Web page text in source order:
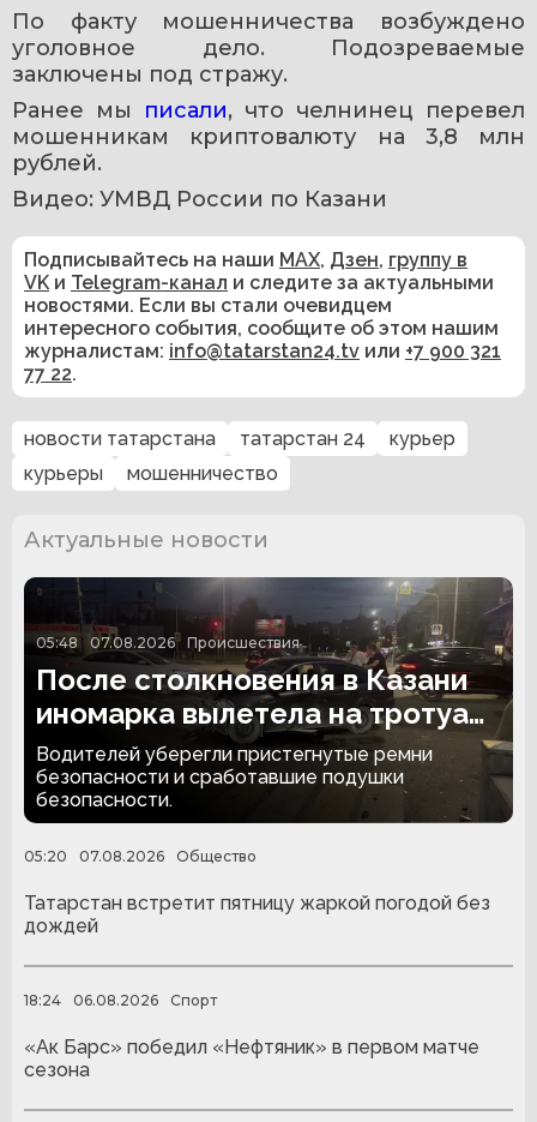
По факту мошенничества возбуждено
уголовное дело. Подозреваемые
заключены под стражу.
Ранее мы писали, что челнинец перевел
мошенникам криптовалюту на 3,8 млн
рублей.
Видео: УМВД России по Казани
Подписывайтесь на наши MAX, Дзен, группу в
VK и Telegram-канал и следите за актуальными
новостями. Если вы стали очевидцем
интересного события, сообщите об этом нашим
журналистам: info@tatarstan24.tv или +7 900 321
77 22.
новости татарстана татарстан 24
курьер
курьеры
мошенничество
Актуальные новости
05:48 07.08.2026 Происшествия
После столкновения в Казани
иномарка вылетела на тротуар
и снесла забор
Водителей уберегли пристегнутые ремни
безопасности и сработавшие подушки
безопасности.
05:20 07.08.2026 Общество
Татарстан встретит пятницу жаркой погодой без
дождей
18:24 06.08.2026 Спорт
«Ак Барс» победил «Нефтяник» в первом матче
сезона